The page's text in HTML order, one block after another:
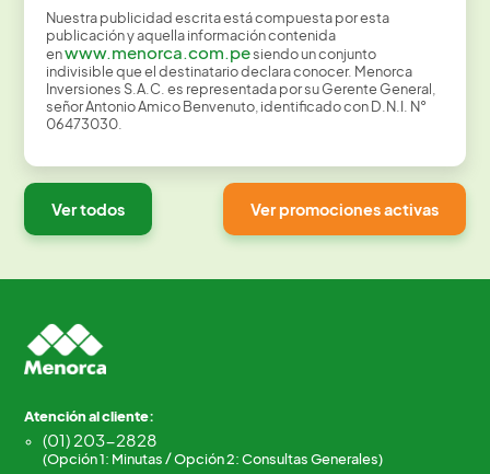
Nuestra publicidad escrita está compuesta por esta
publicación y aquella información contenida
enwww.menorca.com.pesiendo un conjunto
indivisible que el destinatario declara conocer. Menorca
Inversiones S.A.C. es representada por su Gerente General,
señor Antonio Amico Benvenuto, identificado con D.N.I. N°
06473030.
Ver todos Ver promociones activas
Atención al cliente:
(01) 203-2828
(Opción 1: Minutas / Opción 2: Consultas Generales)